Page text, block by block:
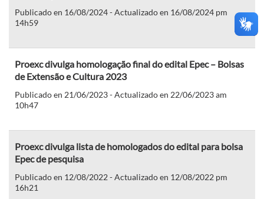
Publicado en 16/08/2024 - Actualizado en 16/08/2024 pm
14h59
Proexc divulga homologação final do edital Epec – Bolsas
de Extensão e Cultura 2023
Publicado en 21/06/2023 - Actualizado en 22/06/2023 am
10h47
Proexc divulga lista de homologados do edital para bolsa
Epec de pesquisa
Publicado en 12/08/2022 - Actualizado en 12/08/2022 pm
16h21